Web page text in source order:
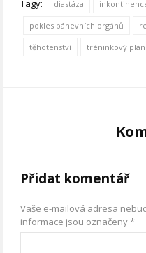
Tagy: diastáza
pokles pánevních orgánů
těhotenství tréninkový plán
Přidat komentář
Vaše e-mailová adresa
informace jsou označeny*